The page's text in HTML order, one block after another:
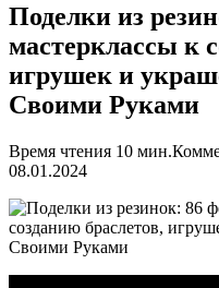
Поделки из
мастерклассы к
игрушек и
Своими Руками
Время чтения 10 мин.
08.01.2024